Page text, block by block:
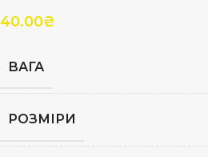
40.00₴
ВАГА
РОЗМІРИ